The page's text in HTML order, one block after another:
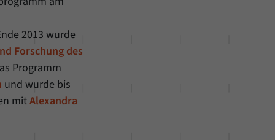
2013 wurde
Forschung des
Programm
und wurde bis
mitAlexandra